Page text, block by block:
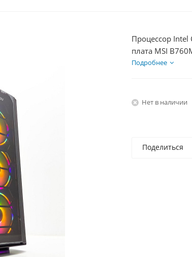
Процессор Intel
плата MSI
DDR5 16Gb,
Подробнее
Нет в наличии
Поделиться